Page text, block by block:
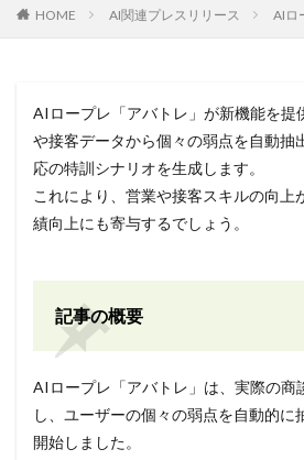
HOME AI関連プレスリリース AIロ
AIロープレ「アバトレ」が新機能を提
や接客データから個々の弱点を自動抽
応の特訓シナリオを生成します。
これにより、営業や接客スキルの向上
績向上にも寄与するでしょう。
記事の概要
AIロープレ「アバトレ」は、実際の商
し、ユーザーの個々の弱点を自動的に
開始しました。